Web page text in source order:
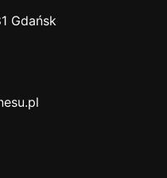
Gdańsk